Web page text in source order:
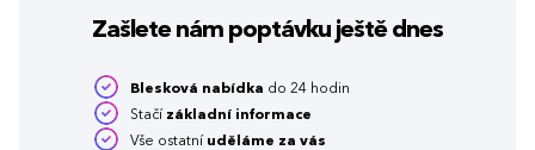
Zašlete nám poptávku ještě dnes
Blesková nabídka do 24 hodin
Stačí základní informace
Vše ostatní uděláme za vás